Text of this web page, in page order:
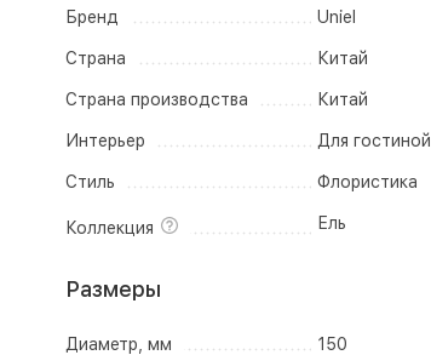
Бренд Uniel
Страна Китай
Страна производства Китай
Интерьер Для гостиной
Стиль Флористика
Коллекция Ель
Размеры
Диаметр, мм 150